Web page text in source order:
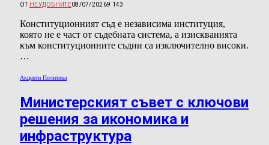
ОТ НЕУДОБНИТЕ08/07/20269 143
Конституционният съд е независима институция,
която не е част от съдебната система, а изискванията
към конституционните съдии са изключително високи.
…
Акценти Политика
Министерският съвет с ключови
решения за икономика и
инфраструктура